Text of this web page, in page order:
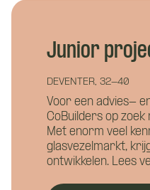
Junior
DEVENTER, 32-40
Voor een advies-
CoBuilders op
Met enorm veel
glasvezelmarkt,
ontwikkelen. Lees